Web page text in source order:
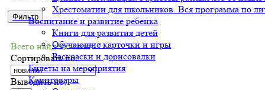
Хрестоматии для школьников. Вся программа по
Воспитание и развитие ребенка
Книги для развития детей
Обучающие карточки и игры
Раскраски и дорисовалки
Билеты на мероприятия
Канцтовары
Фильтр
Всего найдено книг: 7
Сортировать по:
Выводить по: